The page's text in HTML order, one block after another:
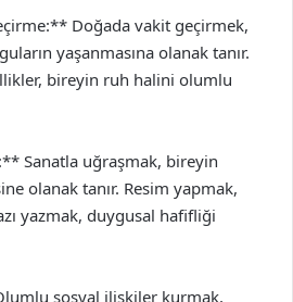
Doğada vakit geçirmek,
yaşanmasına olanak tanır.
bireyin ruh halini olumlu
Sanatla uğraşmak, bireyin
olanak tanır. Resim yapmak,
yazmak, duygusal hafifliği
sosyal ilişkiler kurmak,